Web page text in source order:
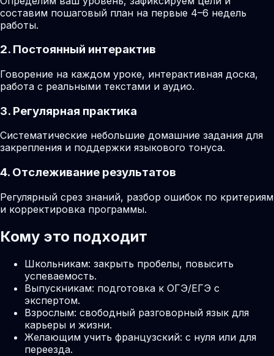
составим пошаговый план на первые 4–6 недель
работы.
2. Постоянный интерактив
Говорение на каждом уроке, интерактивная доска,
работа с реальными текстами и аудио.
3. Регулярная практика
Систематические небольшие домашние задания для
закрепления и поддержки языкового тонуса.
4. Отслеживание результатов
Регулярный срез знаний, разбор ошибок по критериям
и корректировка программы.
Кому это подходит
Школьникам: закрыть пробелы, повысить
успеваемость.
Выпускникам: подготовка к ОГЭ/ЕГЭ с
экспертом.
Взрослым: свободный разговорный язык для
карьеры и жизни.
Желающим учить французский: с нуля или для
переезда.